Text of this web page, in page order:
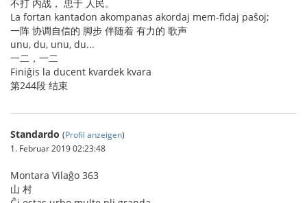
不打 内战， 忠于 人民。
La fortan kantadon akompanas akordaj mem-fidaj paŝoj;
一阵 协调自信的 脚步 伴随着 有力的 歌声
unu, du, unu, du...
一二，一二
Finiĝis la ducent kvardek kvara
第244段 结束
Standardo (Profil anzeigen)
1. Februar 2019 02:23:48
Montara Vilaĝo 363
山 村